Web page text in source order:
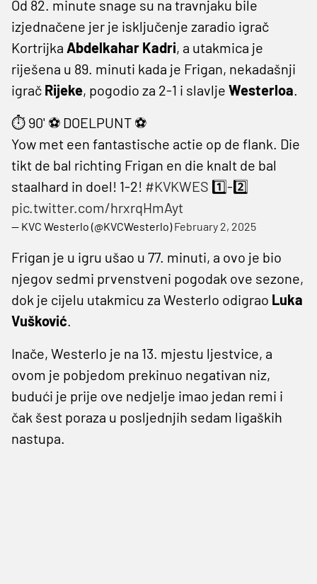
Od 82. minute snage su na travnjaku bile
izjednačene jer je isključenje zaradio igrač
Kortrijka Abdelkahar Kadri, a utakmica je
riješena u 89. minuti kada je Frigan, nekadašnji
igrač Rijeke, pogodio za 2-1 i slavlje Westerloa.
⏱️ 90' ⚽️ DOELPUNT ⚽️
Yow met een fantastische actie op de flank. Die
tikt de bal richting Frigan en die knalt de bal
staalhard in doel! 1-2! #KVKWES 1️⃣-2️⃣
pic.twitter.com/hrxrqHmAyt
— KVC Westerlo (@KVCWesterlo)February 2, 2025
Frigan je u igru ušao u 77. minuti, a ovo je bio
njegov sedmi prvenstveni pogodak ove sezone,
dok je cijelu utakmicu za Westerlo odigrao Luka
Vušković.
Inače, Westerlo je na 13. mjestu ljestvice, a
ovom je pobjedom prekinuo negativan niz,
budući je prije ove nedjelje imao jedan remi i
čak šest poraza u posljednjih sedam ligaških
nastupa.